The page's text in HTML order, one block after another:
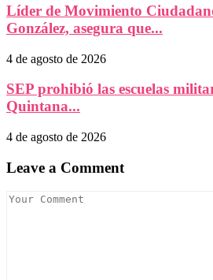
Líder de Movimiento
González, asegura que...
4 de agosto de 2026
SEP prohibió las escuelas
Quintana...
4 de agosto de 2026
Leave a Comment